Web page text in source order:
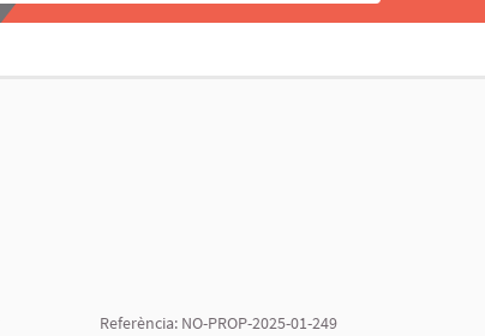
Referència: NO-PROP-2025-01-249